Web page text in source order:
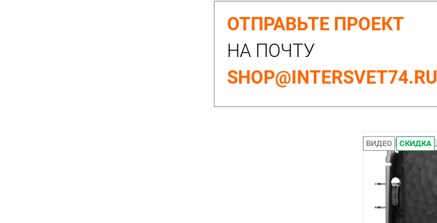
ОТПРАВЬТЕ ПРОЕКТ
НА ПОЧТУ
SHOP@INTERSVET74.RU
ВИДЕО СКИДКА